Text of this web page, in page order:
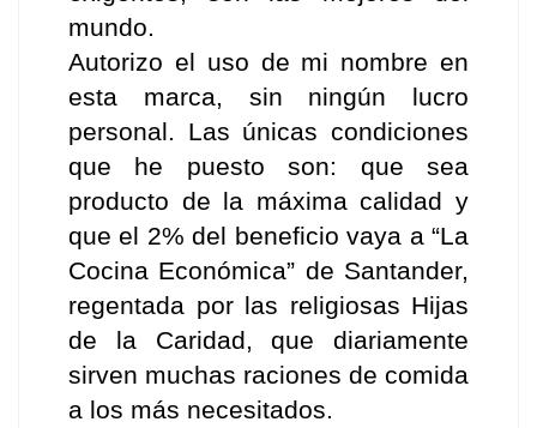
mundo.
Autorizo el uso de mi nombre en
esta marca, sin ningún lucro
personal. Las únicas condiciones
que he puesto son: que sea
producto de la máxima calidad y
que el 2% del beneficio vaya a “La
Cocina Económica” de Santander,
regentada por las religiosas Hijas
de la Caridad, que diariamente
sirven muchas raciones de comida
a los más necesitados.